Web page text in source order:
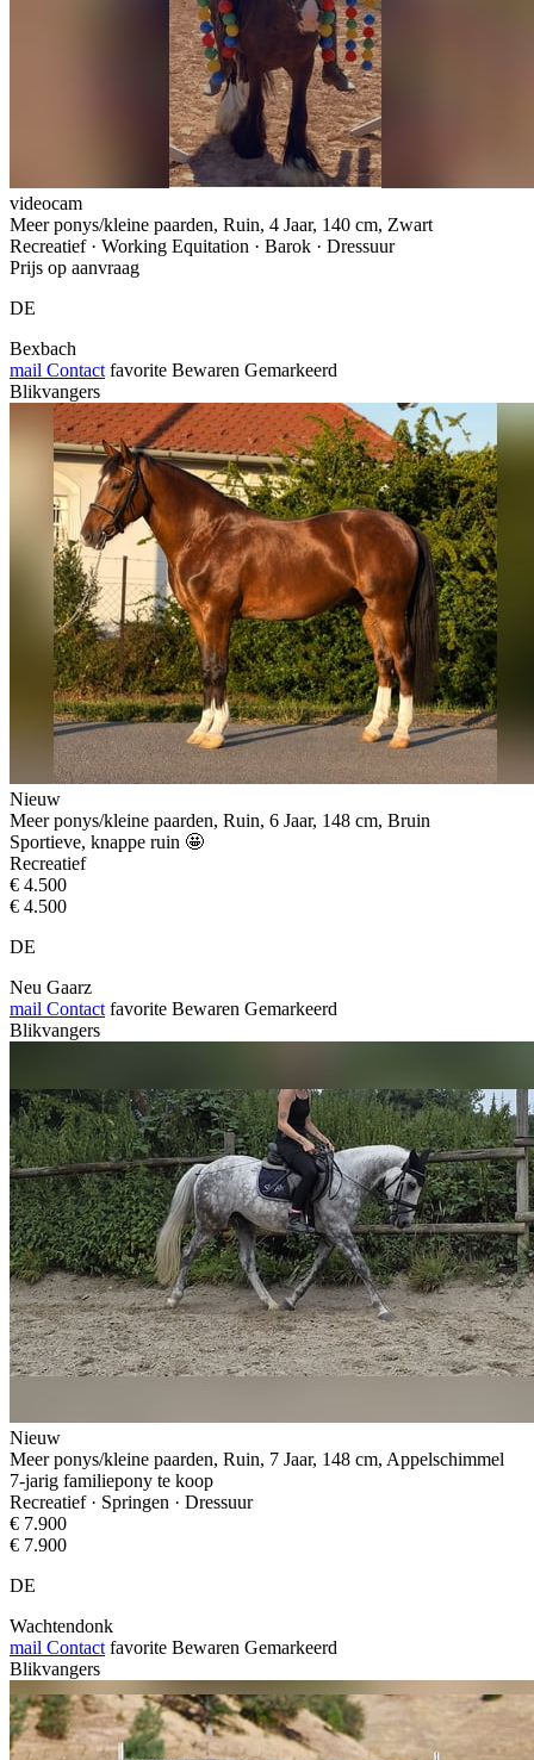
videocam
Meer ponys/kleine paarden, Ruin, 4 Jaar, 140 cm, Zwart
Recreatief · Working Equitation · Barok · Dressuur
Prijs op aanvraag
DE
Bexbach
mail Contact favorite Bewaren Gemarkeerd
Blikvangers
Nieuw
Meer ponys/kleine paarden, Ruin, 6 Jaar, 148 cm, Bruin
Sportieve, knappe ruin 🤩
Recreatief
€ 4.500
€ 4.500
DE
Neu Gaarz
mail Contact favorite Bewaren Gemarkeerd
Blikvangers
Nieuw
Meer ponys/kleine paarden, Ruin, 7 Jaar, 148 cm, Appelschimmel
7-jarig familiepony te koop
Recreatief · Springen · Dressuur
€ 7.900
€ 7.900
DE
Wachtendonk
mail Contact favorite Bewaren Gemarkeerd
Blikvangers